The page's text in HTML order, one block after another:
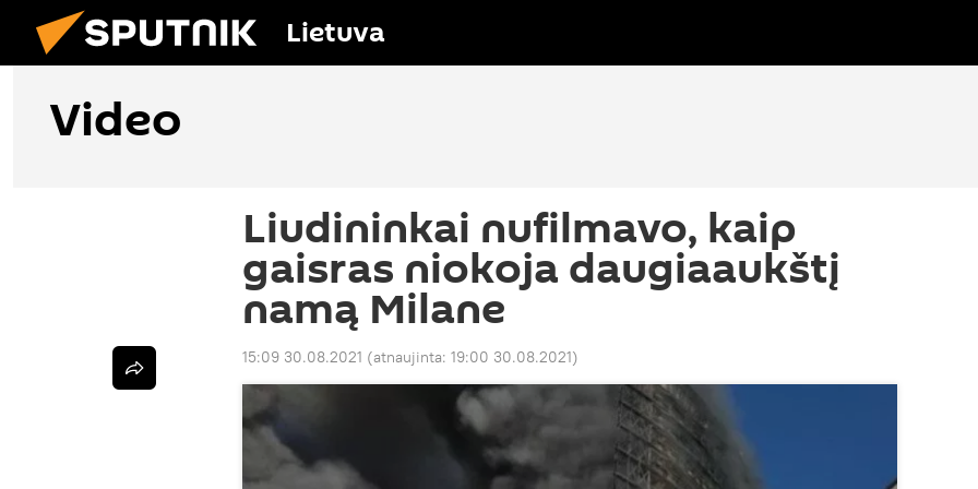
Lietuva
Video
Liudininkai nufilmavo, kaip
gaisras niokoja daugiaaukštį
namą Milane
15:09 30.08.2021 (atnaujinta: 19:00 30.08.2021)